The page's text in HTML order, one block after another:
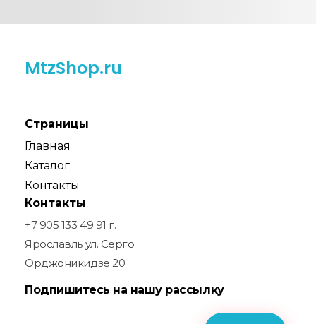
MtzShop.ru
Страницы
Главная
Каталог
Контакты
Контакты
+7 905 133 49 91 г.
Ярославль ул. Серго
Орджоникидзе 20
Подпишитесь на нашу рассылку